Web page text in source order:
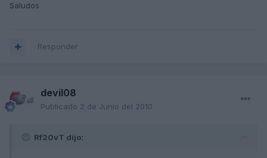
Saludos
Responder
devil08
Publicado 2 de Junio del 2010
Rf20vT dijo: